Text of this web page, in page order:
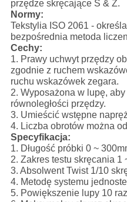
przędze skręcające S & Z.
Normy:
Tekstylia ISO 2061 -
bezpośrednia metoda
Cechy:
1. Prawy uchwyt przędzy
zgodnie z ruchem
ruchu wskazówek zegara.
2. Wyposażona w lupę,
równoległości przędzy.
3. Umieścić wstępne
4. Liczba obrotów można
Specyfikacja:
1. Długość próbki 0 ~
2. Zakres testu skręcania 1
3. Absolwent Twist 1/10
4. Metodę systemu
5. Powiększenie lupy 10